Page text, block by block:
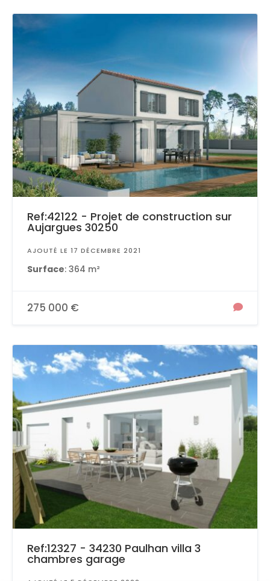
Ref:42122 - Projet de construction sur
Aujargues 30250
AJOUTÉ LE 17 DÉCEMBRE 2021
Surface: 364 m²
275 000 €
Ref:12327 - 34230 Paulhan villa 3
chambres garage